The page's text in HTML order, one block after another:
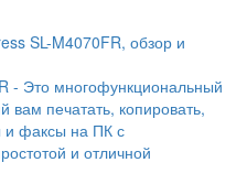
SL-M4070FR, обзор и
- Это многофункциональный
печатать, копировать,
и факсы на ПК с
и отличной